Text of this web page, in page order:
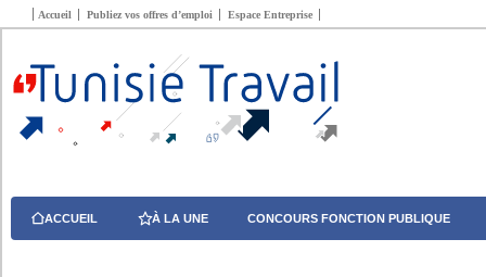
Accueil Publiez vos offres d’emploi Espace Entreprise
ACCUEIL À LA UNE CONCOURS FONCTION PUBLIQUE